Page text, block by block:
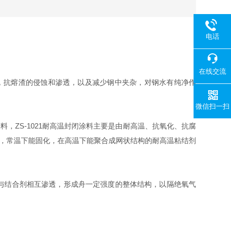
熔渣的侵蚀和渗透，以及减少钢中夹杂，对钢水有纯净作
，ZS-1021耐高温封闭涂料主要是由耐高温、抗氧化、抗腐
温下能固化，在高温下能聚合成网状结构的耐高温粘结剂
合剂相互渗透，形成舟一定强度的整体结构，以隔绝氧气
电话
在线交流
微信扫一扫